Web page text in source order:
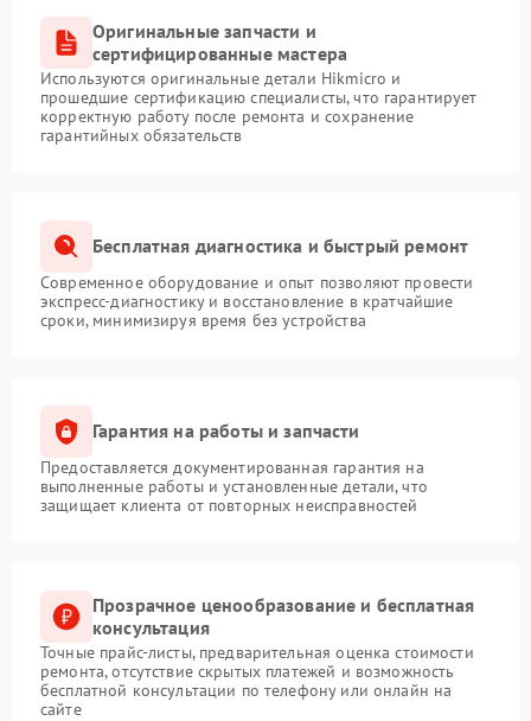
Оригинальные запчасти и
сертифицированные мастера
Используются оригинальные детали Hikmicro и
прошедшие сертификацию специалисты, что гарантирует
корректную работу после ремонта и сохранение
гарантийных обязательств
Бесплатная диагностика и быстрый ремонт
Современное оборудование и опыт позволяют провести
экспресс-диагностику и восстановление в кратчайшие
сроки, минимизируя время без устройства
Гарантия на работы и запчасти
Предоставляется документированная гарантия на
выполненные работы и установленные детали, что
защищает клиента от повторных неисправностей
Прозрачное ценообразование и бесплатная
консультация
Точные прайс-листы, предварительная оценка стоимости
ремонта, отсутствие скрытых платежей и возможность
бесплатной консультации по телефону или онлайн на
сайте